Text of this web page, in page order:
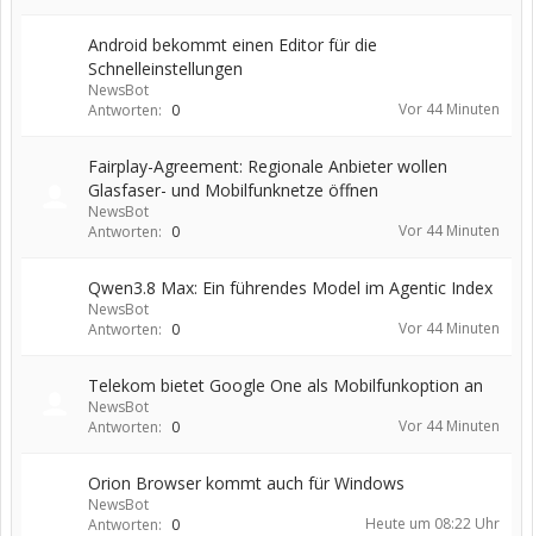
Android bekommt einen Editor für die
Schnelleinstellungen
NewsBot
Antworten: 0 Vor 44 Minuten
Fairplay-Agreement: Regionale Anbieter wollen
Glasfaser- und Mobilfunknetze öffnen
NewsBot
Antworten: 0 Vor 44 Minuten
Qwen3.8 Max: Ein führendes Model im Agentic Index
NewsBot
Antworten: 0 Vor 44 Minuten
Telekom bietet Google One als Mobilfunkoption an
NewsBot
Antworten: 0 Vor 44 Minuten
Orion Browser kommt auch für Windows
NewsBot
Antworten: 0 Heute um 08:22 Uhr